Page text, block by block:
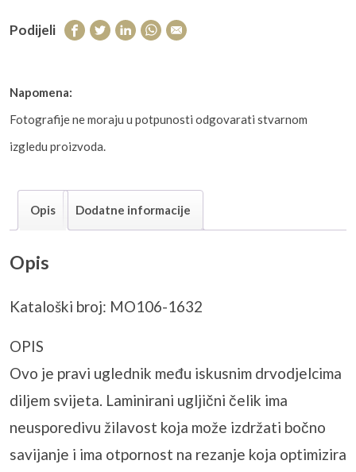
Podijeli
Napomena:
Fotografije ne moraju u potpunosti odgovarati stvarnom
izgledu proizvoda.
Opis Dodatne informacije
Opis
Kataloški broj: MO106-1632
OPIS
Ovo je pravi uglednik među iskusnim drvodjelcima
diljem svijeta. Laminirani ugljični čelik ima
neusporedivu žilavost koja može izdržati bočno
savijanje i ima otpornost na rezanje koja optimizira